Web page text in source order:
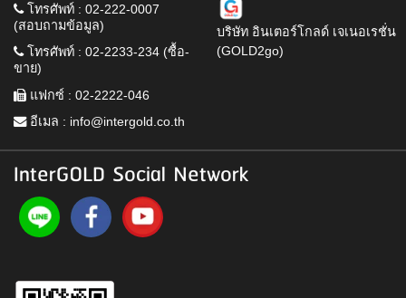
โทรศัพท์ : 02-222-0007
(สอบถามข้อมูล)
โทรศัพท์ : 02-2233-234 (ซื้อ-
ขาย)
แฟกซ์ : 02-2222-046
อีเมล : info@intergold.co.th
บริษัท อินเตอร์โกลด์ เจเนอเรชั่น
(GOLD2go)
InterGOLD Social Network